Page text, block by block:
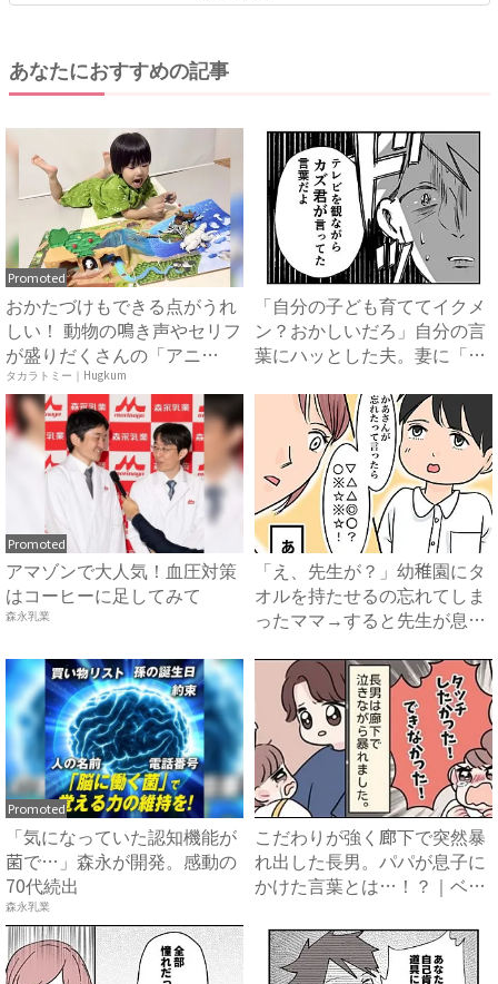
あなたにおすすめの記事
Promoted
おかたづけもできる点がうれ
しい！ 動物の鳴き声やセリフ
が盛りだくさんの「アニ
ア ...
タカラトミー｜Hugkum
「自分の子ども育ててイクメ
ン？おかしいだろ」自分の言
葉にハッとした夫。妻に「違
Promoted
アマゾンで大人気！血圧対策
はコーヒーに足してみて
森永乳業
「え、先生が？」幼稚園にタ
オルを持たせるの忘れてしま
ったママ→すると先生が息子
Promoted
「気になっていた認知機能が
菌で…」森永が開発。感動の
70代続出
森永乳業
こだわりが強く廊下で突然暴
れ出した長男。パパが息子に
かけた言葉とは…！？｜ベビ